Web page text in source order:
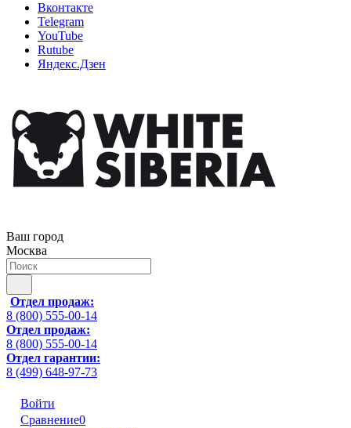
Вконтакте
Telegram
YouTube
Rutube
Яндекс.Дзен
Ваш город
Москва
Отдел продаж:
8 (800) 555-00-14
Отдел продаж:
8 (800) 555-00-14
Отдел гарантии:
8 (499) 648-97-73
Войти
Сравнение0